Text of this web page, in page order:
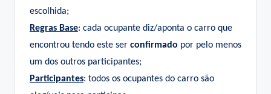
escolhida;
Regras Base: cada ocupante diz/aponta o carro que
encontrou tendo este ser confirmado por pelo menos
um dos outros participantes;
Participantes: todos os ocupantes do carro são